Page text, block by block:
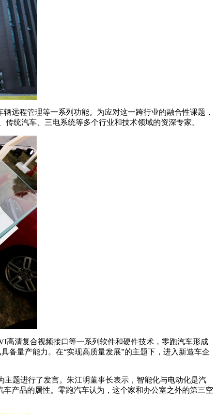
程管理等一系列功能。为应对这一跨行业的融合性课题，
统汽车、三电系统等多个行业和技术领域的资深专家。
清复合视频接口等一系列软件和硬件技术，零跑汽车形成
备量产能力。在“实现高质量发展”的主题下，进入新造车企
题进行了发言。朱江明董事长表示，智能化与电动化是汽
产品的属性。零跑汽车认为，这个家和办公室之外的第三空